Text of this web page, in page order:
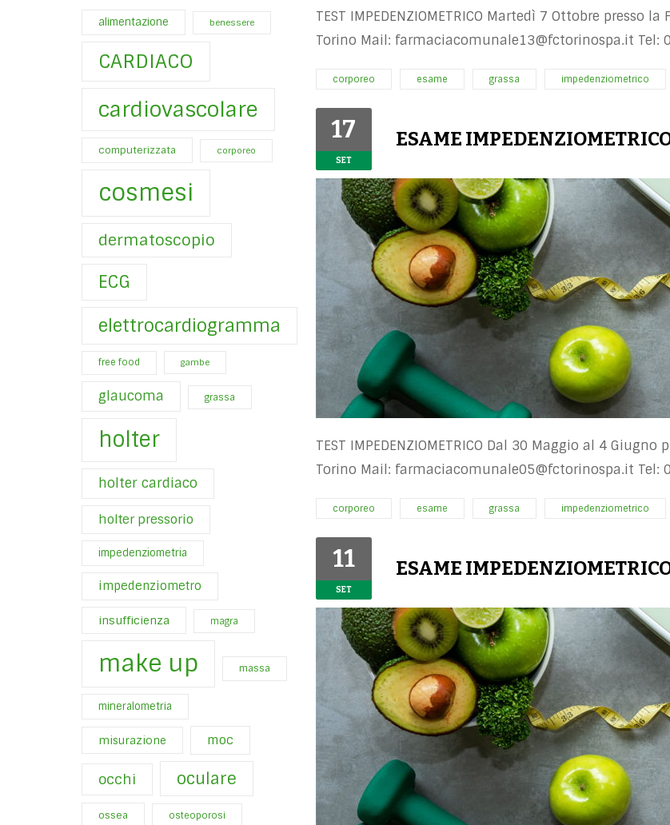
alimentazione benessere
CARDIACO
cardiovascolare
computerizzata corporeo
cosmesi
dermatoscopio
ECG
elettrocardiogramma
free food gambe
glaucoma grassa
holter
holter cardiaco
holter pressorio
impedenziometria
impedenziometro
insufficienza magra
make up massa
mineralometria
misurazione moc
occhi oculare
ossea osteoporosi
TEST IMPEDENZIOMETRICO Martedì 7 Ottobre presso
Torino Mail: farmaciacomunale13@fctorinospa.it Tel:
corporeo esame grassa impedenziometrico
17
SET
ESAME
TEST IMPEDENZIOMETRICO Dal 30 Maggio al 4
Torino Mail: farmaciacomunale05@fctorinospa.it Tel:
corporeo esame grassa impedenziometrico
11
SET
ESAME